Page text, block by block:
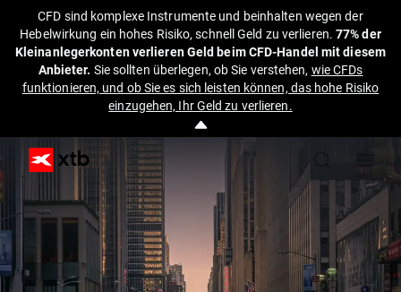
CFD sind komplexe Instrumente und beinhalten wegen der
Hebelwirkung ein hohes Risiko, schnell Geld zu verlieren.77% der
Kleinanlegerkonten verlieren Geld beim CFD-Handel mit diesem
Anbieter. Sie sollten überlegen, ob Sie verstehen, wie CFDs
funktionieren, und ob Sie es sich leisten können, das hohe Risiko
einzugehen, Ihr Geld zu verlieren.